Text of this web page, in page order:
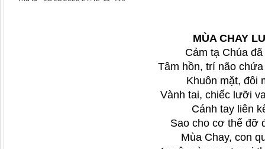
MÙA CHAY
Cảm tạ Chúa
Tâm hồn, trí não
Khuôn mặt, đôi
Vành tai, chiếc lưỡi
Cánh tay liên
Sao cho cơ thể đỡ
Mùa Chay, con